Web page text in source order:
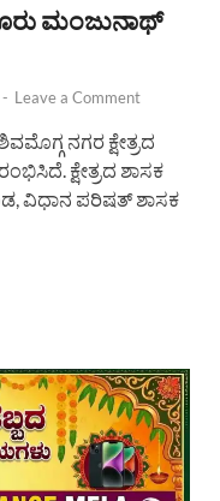
ಮಂಜುನಾಥ್
- Leave a Comment
ನಗರ ಕ್ಷೇತ್ರದ
ಕ್ಷೇತ್ರದ ಶಾಸಕ
ವಿಧಾನ ಪರಿಷತ್ ಶಾಸಕ